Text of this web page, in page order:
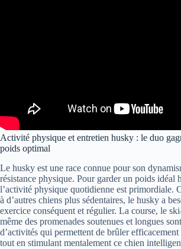
Activité physique et entretien husky : le duo
poids optimal
Le husky est une race connue pour son
résistance physique. Pour garder un poids idéal
l’activité physique quotidienne est primordiale.
à d’autres chiens plus sédentaires, le husky a
exercice conséquent et régulier. La course, le
même des promenades soutenues et longues
d’activités qui permettent de brûler efficacement
tout en stimulant mentalement ce chien